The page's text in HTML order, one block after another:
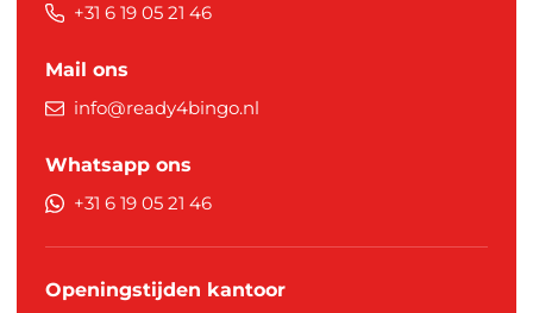
+31 6 19 05 21 46
Mail ons
info@ready4bingo.nl
Whatsapp ons
+31 6 19 05 21 46
Openingstijden kantoor